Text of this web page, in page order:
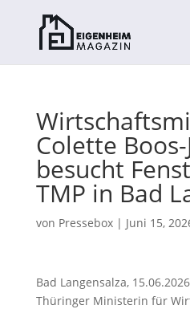
Colette Boos-
besucht
TMP in Bad
von Pressebox| Juni 15,
Bad Langensalza,
Thüringer Ministerin für